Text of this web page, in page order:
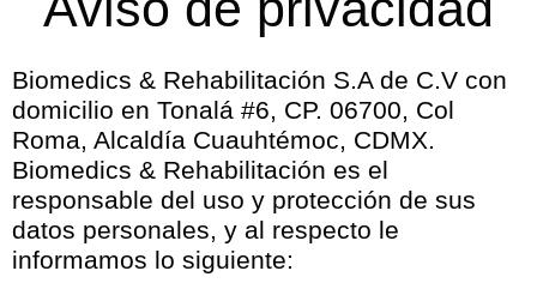
Biomedics & Rehabilitación S.A de C.V con
domicilio en Tonalá #6, CP. 06700, Col
Roma, Alcaldía Cuauhtémoc, CDMX.
Biomedics & Rehabilitación es el
responsable del uso y protección de sus
datos personales, y al respecto le
informamos lo siguiente: